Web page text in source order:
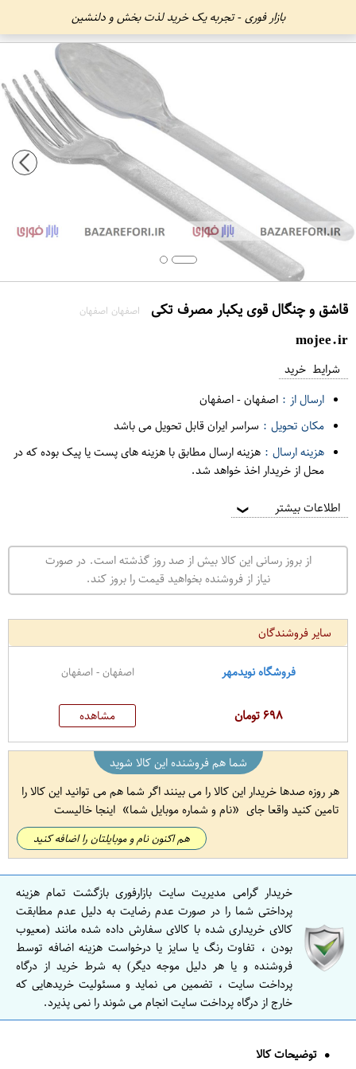
بازار فوری - تجربه یک خرید لذت بخش و دلنشین
قاشق و چنگال قوی یکبار مصرف تکی اصفهان اصفهان
mojee.ir
شرایط خرید
ارسال از : اصفهان-اصفهان
مکان تحویل : سراسر ایران قابل تحویل می باشد
هزینه ارسال : هزینه ارسال مطابق با هزینه های پست یا پیک بوده که در
محل از خریدار اخذ خواهد شد.
اطلاعات بیشتر ❯
از بروز رسانی این کالا بیش از صد روز گذشته است. در صورت
نیاز از فروشنده بخواهید قیمت را بروز کند.
سایر فروشندگان
فروشگاه نویدمهر اصفهان - اصفهان
۶۹۸ تومان مشاهده
شما هم فروشنده این کالا شوید
هر روزه صدها خریدار این کالا را می بینند اگر شما هم می توانید این کالا را
تامین کنید واقعا جای
نام و شماره موبایل شما اینجا خالیست
هم اکنون نام و موبایلتان را اضافه کنید
خریدار گرامی مدیریت سایت بازارفوری بازگشت تمام هزینه
پرداختی شما را در صورت عدم رضایت به دلیل عدم مطابقت
کالای خریداری شده با کالای سفارش داده شده مانند (معیوب
بودن ، تفاوت رنگ یا سایز یا درخواست هزینه اضافه توسط
فروشنده و یا هر دلیل موجه دیگر) به شرط خرید از درگاه
پرداخت سایت ، تضمین می نماید و مسئولیت خریدهایی که
خارج از درگاه پرداخت سایت انجام می شوند را نمی پذیرد.
توضیحات کالا